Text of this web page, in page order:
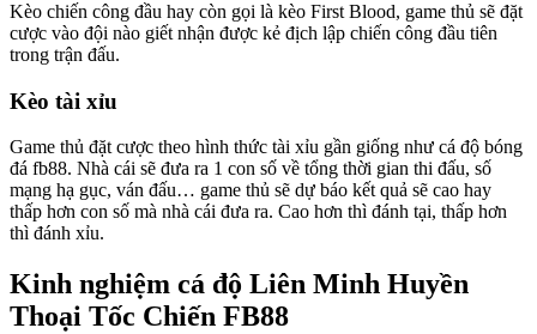
Kèo chiến công đầu hay còn gọi là kèo First Blood, game thủ sẽ đặt
cược vào đội nào giết nhận được kẻ địch lập chiến công đầu tiên
trong trận đấu.
Kèo tài xỉu
Game thủ đặt cược theo hình thức tài xỉu gần giống như cá độ bóng
đá fb88. Nhà cái sẽ đưa ra 1 con số về tổng thời gian thi đấu, số
mạng hạ gục, ván đấu… game thủ sẽ dự báo kết quả sẽ cao hay
thấp hơn con số mà nhà cái đưa ra. Cao hơn thì đánh tại, thấp hơn
thì đánh xỉu.
Kinh nghiệm cá độ Liên Minh Huyền
Thoại Tốc Chiến FB88